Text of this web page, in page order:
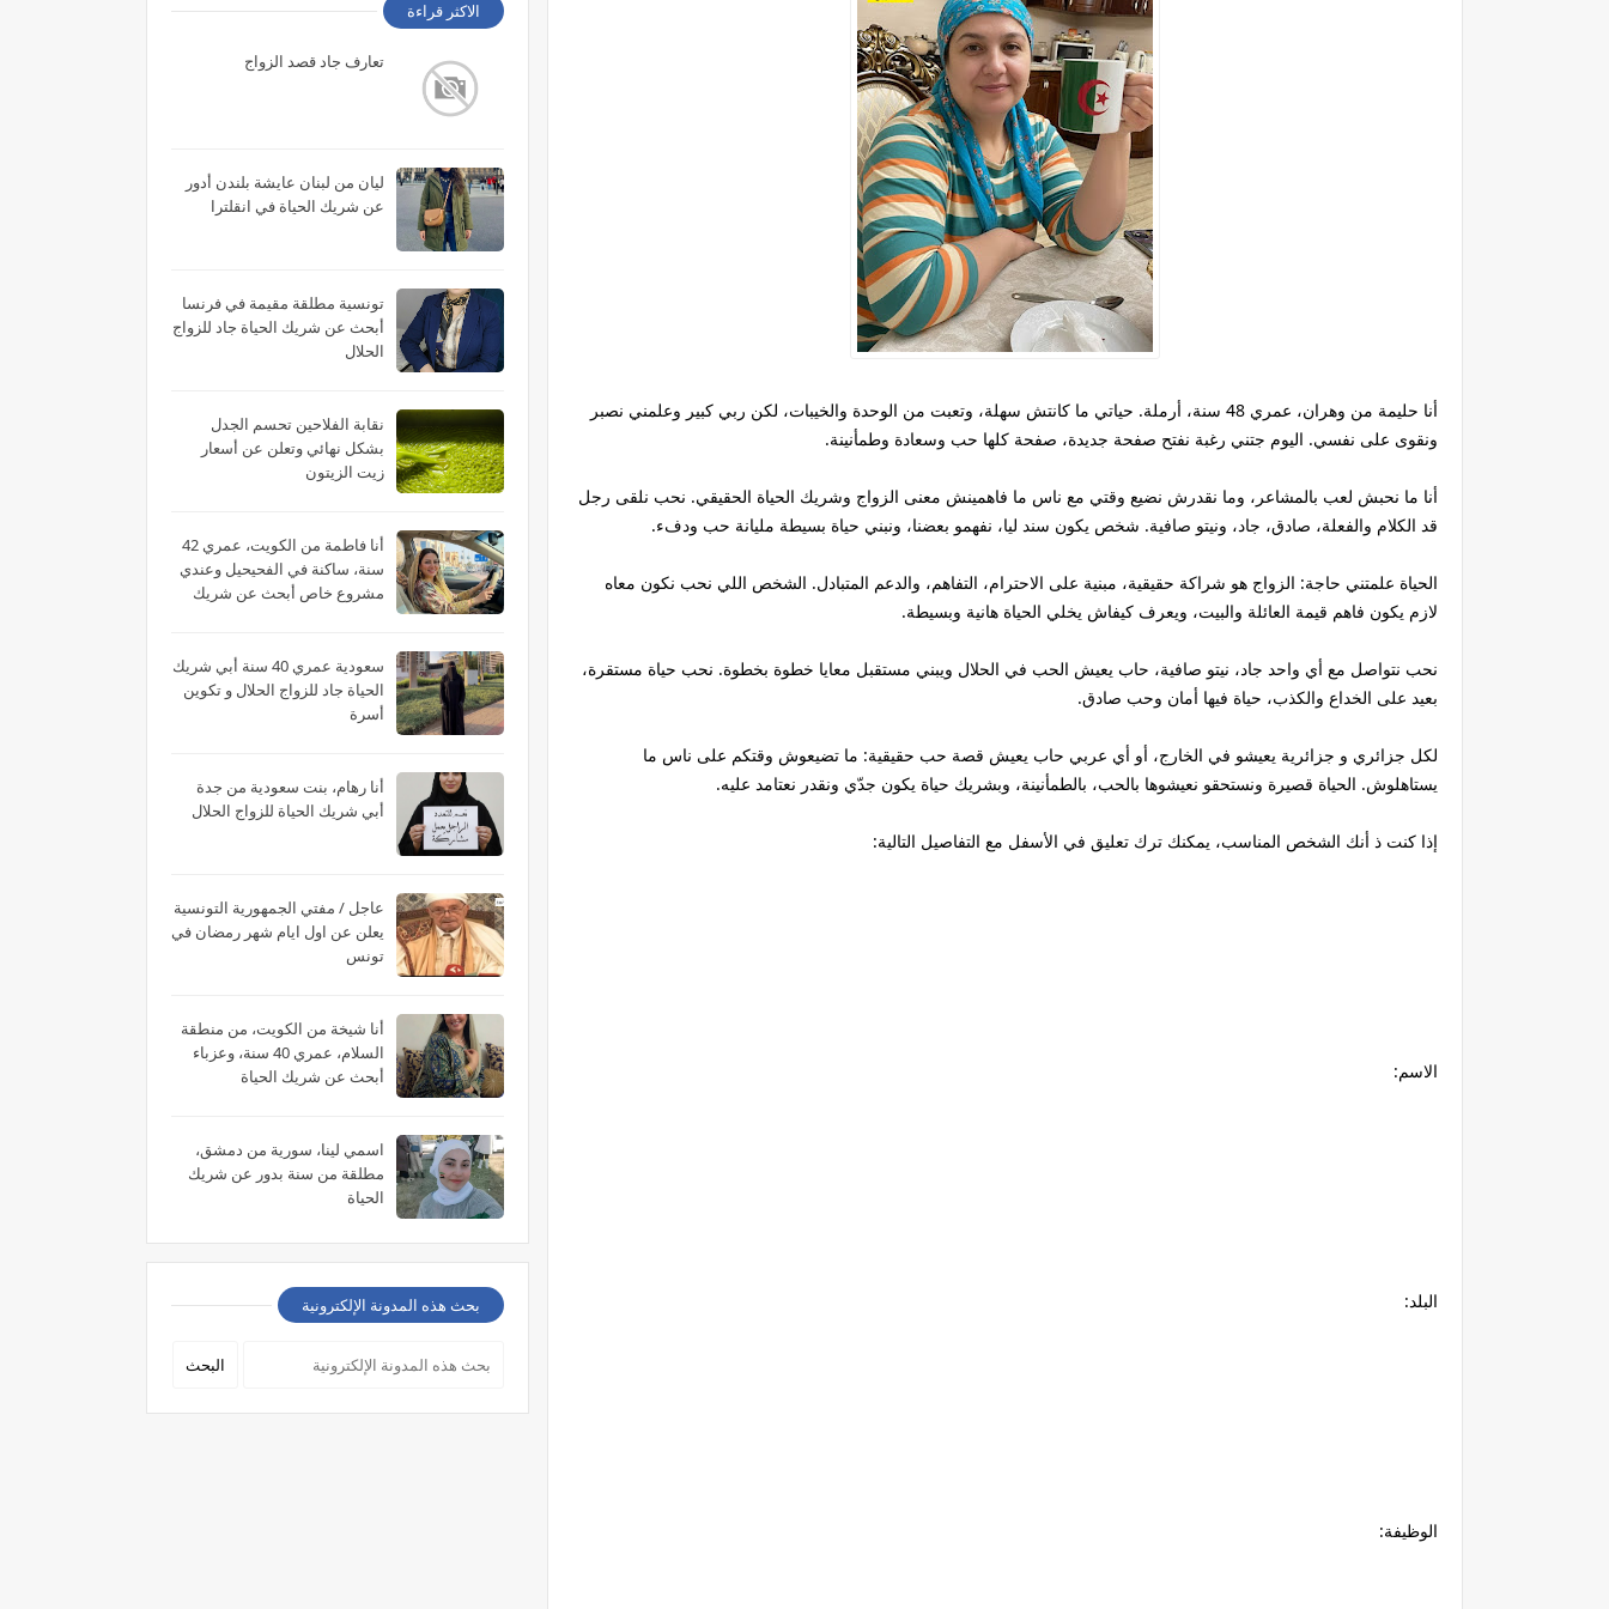
أنا حليمة من وهران، عمري 48 سنة، أرملة. حياتي ما كانتش سهلة، وتعبت من الوحدة والخيبات، لكن ربي كبير وعلمني نصبر
ونقوى على نفسي. اليوم جتني رغبة نفتح صفحة جديدة، صفحة كلها حب وسعادة وطمأنينة.
أنا ما نحبش لعب بالمشاعر، وما نقدرش نضيع وقتي مع ناس ما فاهمينش معنى الزواج وشريك الحياة الحقيقي. نحب نلقى رجل
قد الكلام والفعلة، صادق، جاد، ونيتو صافية. شخص يكون سند ليا، نفهمو بعضنا، ونبني حياة بسيطة مليانة حب ودفء.
الحياة علمتني حاجة: الزواج هو شراكة حقيقية، مبنية على الاحترام، التفاهم، والدعم المتبادل. الشخص اللي نحب نكون معاه
لازم يكون فاهم قيمة العائلة والبيت، ويعرف كيفاش يخلي الحياة هانية وبسيطة.
نحب نتواصل مع أي واحد جاد، نيتو صافية، حاب يعيش الحب في الحلال ويبني مستقبل معايا خطوة بخطوة. نحب حياة مستقرة،
بعيد على الخداع والكذب، حياة فيها أمان وحب صادق.
لكل جزائري و جزائرية يعيشو في الخارج، أو أي عربي حاب يعيش قصة حب حقيقية: ما تضيعوش وقتكم على ناس ما
يستاهلوش. الحياة قصيرة ونستحقو نعيشوها بالحب، بالطمأنينة، وبشريك حياة يكون جدّي ونقدر نعتامد عليه.
إذا كنت ذ أنك الشخص المناسب، يمكنك ترك تعليق في الأسفل مع التفاصيل التالية:
الاسم:
البلد:
الوظيفة:
الاكثر قراءة
تعارف جاد قصد الزواج
ليان من لبنان عايشة بلندن أدور
عن شريك الحياة في انقلترا
تونسية مطلقة مقيمة في فرنسا
أبحث عن شريك الحياة جاد للزواج
الحلال
نقابة الفلاحين تحسم الجدل
بشكل نهائي وتعلن عن أسعار
زيت الزيتون
أنا فاطمة من الكويت، عمري 42
سنة، ساكنة في الفحيحيل وعندي
مشروع خاص أبحث عن شريك
سعودية عمري 40 سنة أبي شريك
الحياة جاد للزواج الحلال و تكوين
أسرة
أنا رهام، بنت سعودية من جدة
أبي شريك الحياة للزواج الحلال
عاجل / مفتي الجمهورية التونسية
يعلن عن اول ايام شهر رمضان في
تونس
أنا شيخة من الكويت، من منطقة
السلام، عمري 40 سنة، وعزباء
أبحث عن شريك الحياة
اسمي لينا، سورية من دمشق،
مطلقة من سنة بدور عن شريك
الحياة
بحث هذه المدونة الإلكترونية